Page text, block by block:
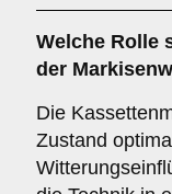
Welche Rolle
der
Die
Zustand